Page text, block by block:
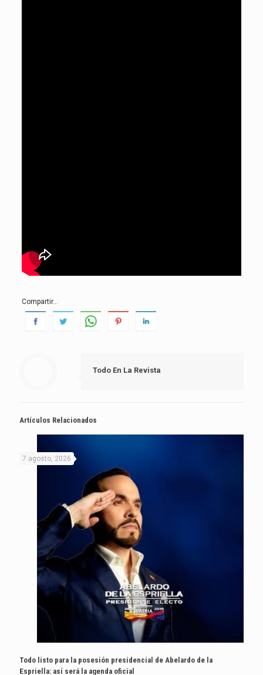
Compartir...
Todo En La Revista
Artículos Relacionados
7 agosto, 2026
Todo listo para la posesión presidencial de Abelardo de la
Espriella: así será la agenda oficial